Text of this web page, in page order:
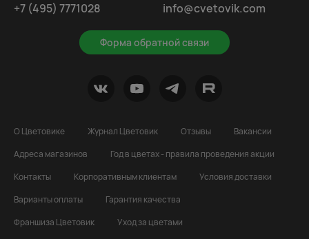
+7 (495) 7771028
Форма обратной связи
info@cvetovik.com
О Цветовике Журнал Цветовик Отзывы
Вакансии
Адреса магазинов
Год в цветах - правила проведения акции
Контакты
Корпоративным клиентам
Условия доставки
Варианты оплаты
Гарантия качества
Франшиза Цветовик
Уход за цветами